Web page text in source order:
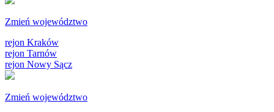
Zmień województwo
rejon Kraków
rejon Tarnów
rejon Nowy Sącz
Zmień województwo